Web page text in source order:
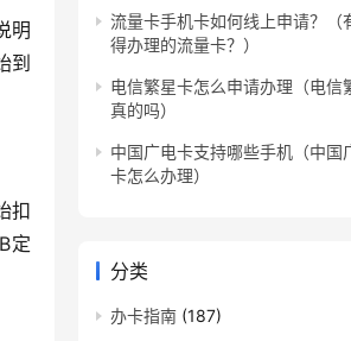
明
到
扣
定
流量卡手机卡如何线上申请？（
得办理的流量卡？）
电信繁星卡怎么申请办理（电信
真的吗）
中国广电卡支持哪些手机（中国
卡怎么办理）
分类
办卡指南 (187)